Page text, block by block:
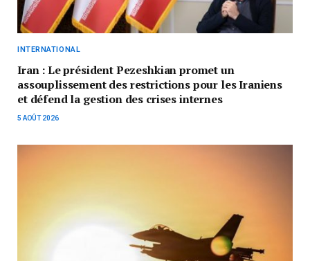
INTERNATIONAL
Iran : Le président Pezeshkian promet un
assouplissement des restrictions pour les Iraniens
et défend la gestion des crises internes
5 AOÛT 2026